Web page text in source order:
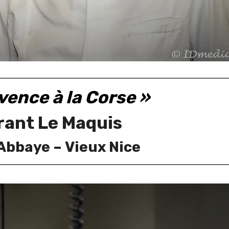
à la Corse »
Le Maquis
– Vieux Nice